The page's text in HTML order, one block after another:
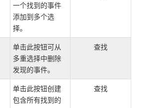
一个找到的事件
添加到多个选
择。
单击此按钮可从
多重选择中删除
发现的事件。
查找
单击此按钮创建
包含所有找到的
查找